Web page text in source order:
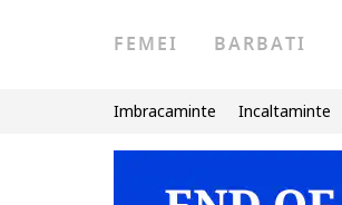
FEMEI BARBATI
Imbracaminte Incaltaminte